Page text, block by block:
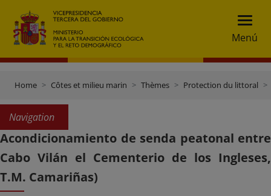
Menú
Home Côtes et milieu marin Thèmes Protection du littoral
Navigation
Acondicionamiento de senda peatonal entre
Cabo Vilán el Cementerio de los Ingleses,
T.M. Camariñas)